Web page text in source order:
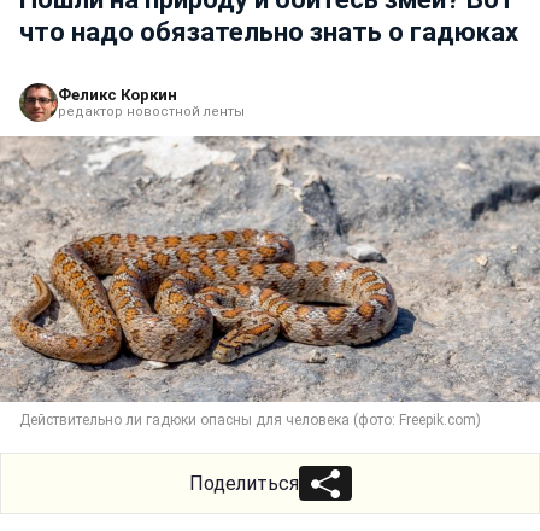
что надо обязательно знать о гадюках
Феликс Коркин
редактор новостной ленты
Действительно ли гадюки опасны для человека (фото: Freepik.com)
Поделиться